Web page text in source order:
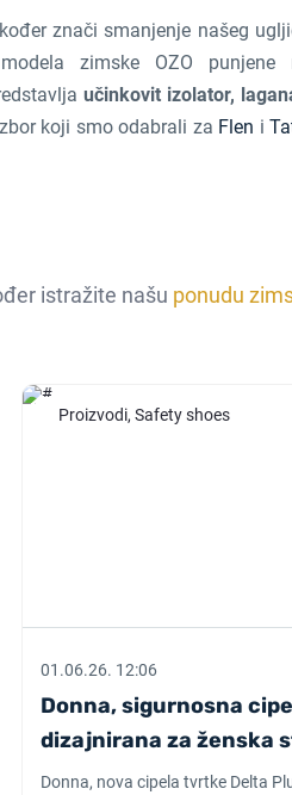
znači smanjenje našeg
zimske OZO punjene
učinkovit izolator,
koji smo odabrali za Flen i
istražite našu ponudu
Proizvodi, Safety shoes
01.06.26. 12:06
Donna, sigurnosna
dizajnirana za ženska
Donna, nova cipela tvrtke Delta